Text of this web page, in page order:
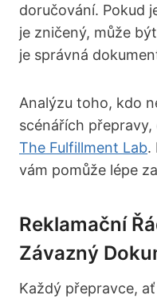
doručování. Pokud
je zničený, může
je správná
Analýzu toho, kdo
scénářích
The Fulfillment Lab.
vám pomůže lépe
Reklamační
Závazný
Každý přepravce,